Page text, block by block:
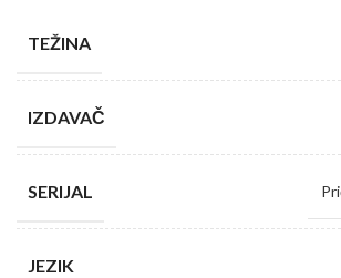
TEŽINA
IZDAVAČ
SERIJAL
JEZIK